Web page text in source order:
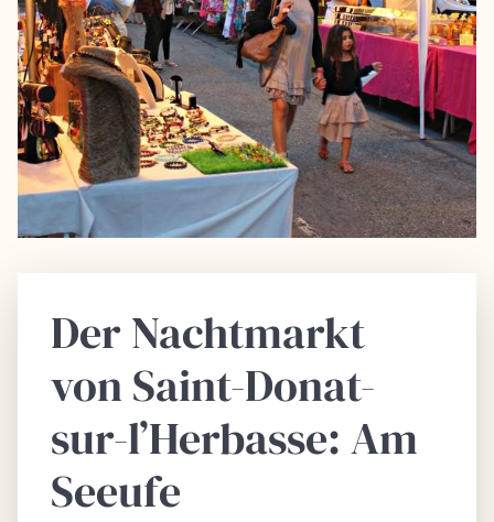
Der Nachtmarkt
von Saint-Donat-
sur-l’Herbasse: Am
Seeufe